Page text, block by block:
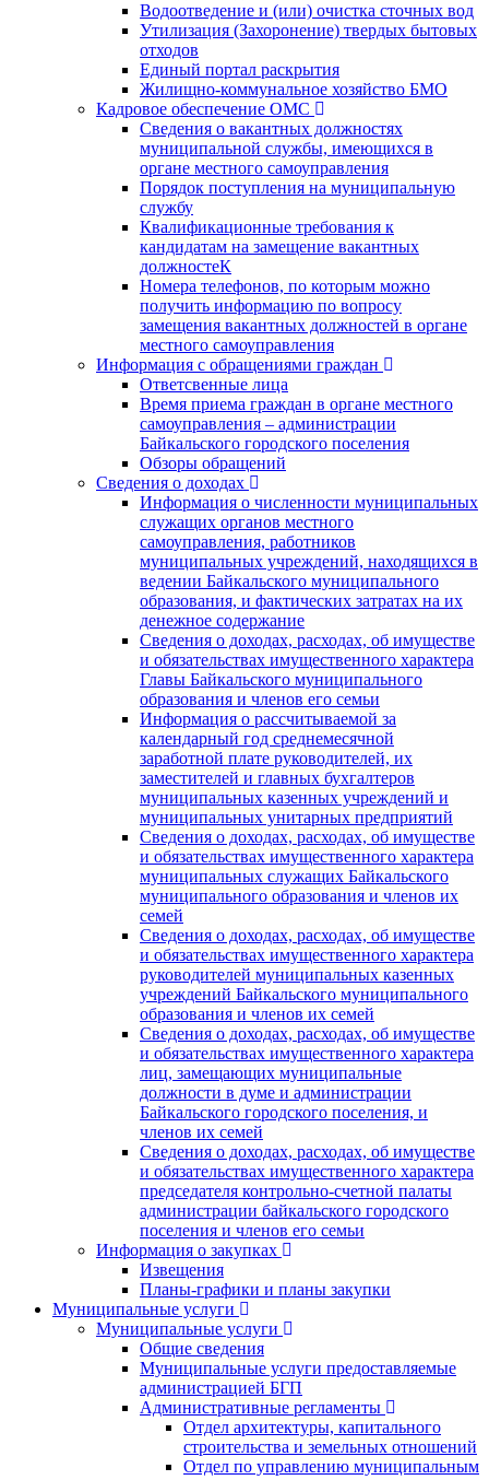
Водоотведение и (или) очистка сточных вод
Утилизация (Захоронение) твердых бытовых
отходов
Единый портал раскрытия
Жилищно-коммунальное хозяйство БМО
Кадровое обеспечение ОМС
Сведения о вакантных должностях
муниципальной службы, имеющихся в
органе местного самоуправления
Порядок поступления на муниципальную
службу
Квалификационные требования к
кандидатам на замещение вакантных
должностеК
Номера телефонов, по которым можно
получить информацию по вопросу
замещения вакантных должностей в органе
местного самоуправления
Информация с обращениями граждан
Ответсвенные лица
Время приема граждан в органе местного
самоуправления – администрации
Байкальского городского поселения
Обзоры обращений
Сведения о доходах
Информация о численности муниципальных
служащих органов местного
самоуправления, работников
муниципальных учреждений, находящихся в
ведении Байкальского муниципального
образования, и фактических затратах на их
денежное содержание
Сведения о доходах, расходах, об имуществе
и обязательствах имущественного характера
Главы Байкальского муниципального
образования и членов его семьи
Информация о рассчитываемой за
календарный год среднемесячной
заработной плате руководителей, их
заместителей и главных бухгалтеров
муниципальных казенных учреждений и
муниципальных унитарных предприятий
Сведения о доходах, расходах, об имуществе
и обязательствах имущественного характера
муниципальных служащих Байкальского
муниципального образования и членов их
семей
Сведения о доходах, расходах, об имуществе
и обязательствах имущественного характера
руководителей муниципальных казенных
учреждений Байкальского муниципального
образования и членов их семей
Сведения о доходах, расходах, об имуществе
и обязательствах имущественного характера
лиц, замещающих муниципальные
должности в думе и администрации
Байкальского городского поселения, и
членов их семей
Сведения о доходах, расходах, об имуществе
и обязательствах имущественного характера
председателя контрольно-счетной палаты
администрации байкальского городского
поселения и членов его семьи
Информация о закупках
Извещения
Планы-графики и планы закупки
Муниципальные услуги
Муниципальные услуги
Общие сведения
Муниципальные услуги предоставляемые
администрацией БГП
Административные регламенты
Отдел архитектуры, капитального
строительства и земельных отношений
Отдел по управлению муниципальным